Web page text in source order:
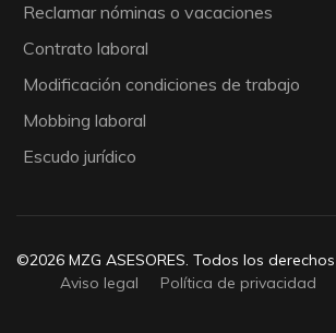
Reclamar nóminas o vacaciones
Contrato laboral
Modificación condiciones de trabajo
Mobbing laboral
Escudo jurídico
©2026 MZG ASESORES. Todos los
Aviso legal
Política de privacidad